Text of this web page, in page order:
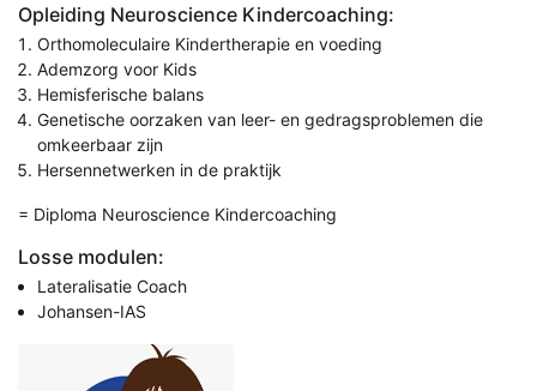
Opleiding Neuroscience Kindercoaching:
Orthomoleculaire Kindertherapie en voeding
Ademzorg voor Kids
Hemisferische balans
Genetische oorzaken van leer- en gedragsproblemen die
omkeerbaar zijn
Hersennetwerken in de praktijk
= Diploma Neuroscience Kindercoaching
Losse modulen:
Lateralisatie Coach
Johansen-IAS